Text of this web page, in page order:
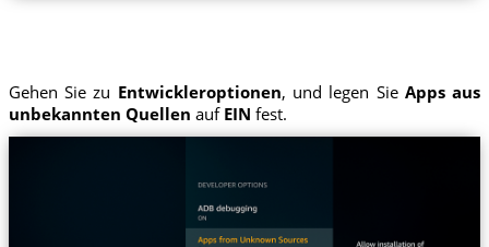
Gehen Sie zu Entwickleroptionen, und legen SieApps aus
unbekannten Quellen auf EIN fest.